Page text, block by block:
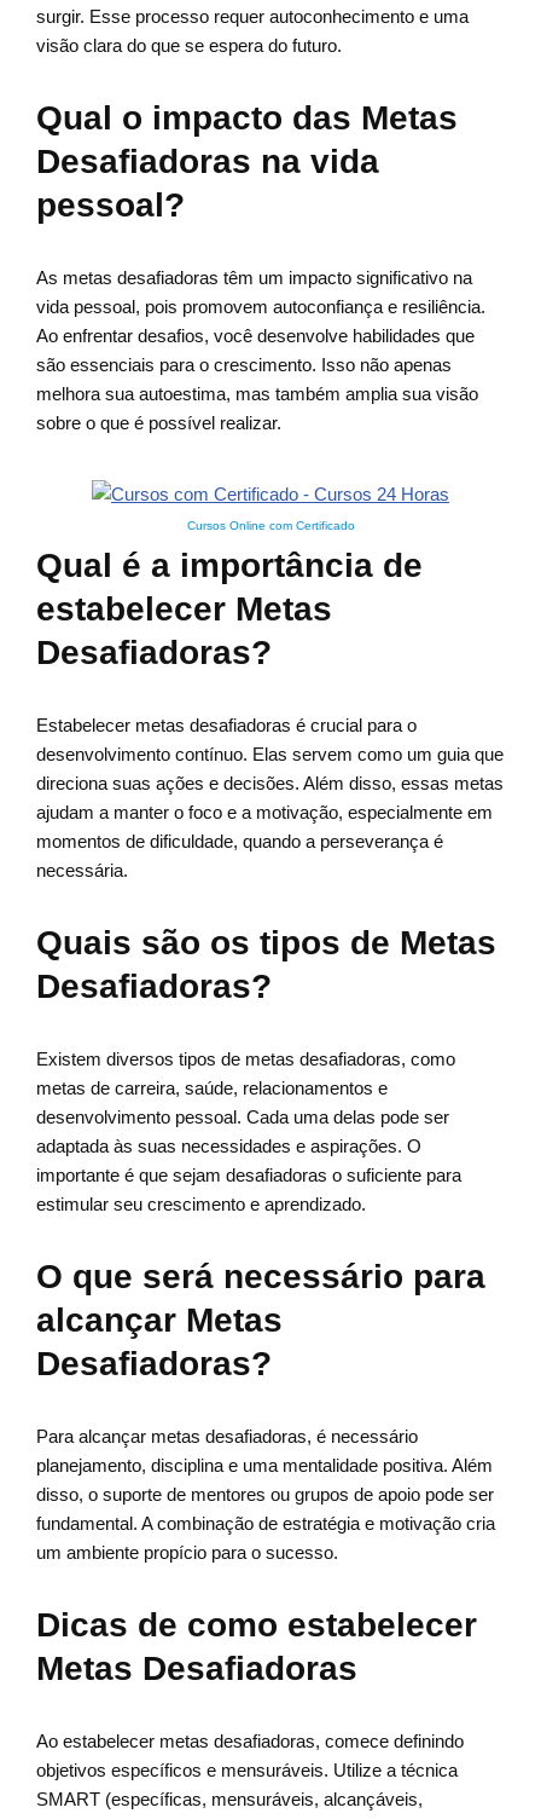
surgir. Esse processo requer autoconhecimento e uma
visão clara do que se espera do futuro.
Qual o impacto das Metas
Desafiadoras na vida
pessoal?
As metas desafiadoras têm um impacto significativo na
vida pessoal, pois promovem autoconfiança e resiliência.
Ao enfrentar desafios, você desenvolve habilidades que
são essenciais para o crescimento. Isso não apenas
melhora sua autoestima, mas também amplia sua visão
sobre o que é possível realizar.
Cursos Online com Certificado
Qual é a importância de
estabelecer Metas
Desafiadoras?
Estabelecer metas desafiadoras é crucial para o
desenvolvimento contínuo. Elas servem como um guia que
direciona suas ações e decisões. Além disso, essas metas
ajudam a manter o foco e a motivação, especialmente em
momentos de dificuldade, quando a perseverança é
necessária.
Quais são os tipos de Metas
Desafiadoras?
Existem diversos tipos de metas desafiadoras, como
metas de carreira, saúde, relacionamentos e
desenvolvimento pessoal. Cada uma delas pode ser
adaptada às suas necessidades e aspirações. O
importante é que sejam desafiadoras o suficiente para
estimular seu crescimento e aprendizado.
O que será necessário para
alcançar Metas
Desafiadoras?
Para alcançar metas desafiadoras, é necessário
planejamento, disciplina e uma mentalidade positiva. Além
disso, o suporte de mentores ou grupos de apoio pode ser
fundamental. A combinação de estratégia e motivação cria
um ambiente propício para o sucesso.
Dicas de como estabelecer
Metas Desafiadoras
Ao estabelecer metas desafiadoras, comece definindo
objetivos específicos e mensuráveis. Utilize a técnica
SMART (específicas, mensuráveis, alcançáveis,